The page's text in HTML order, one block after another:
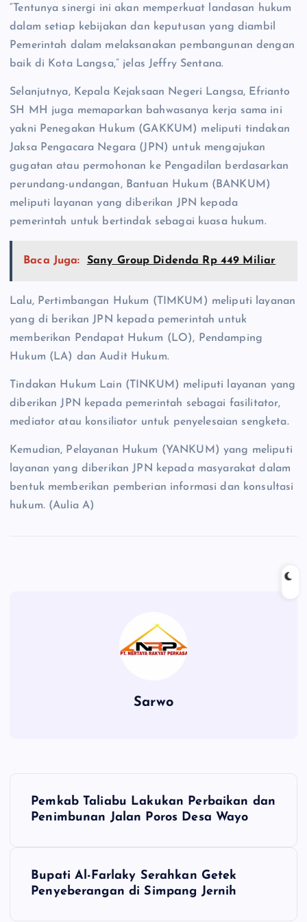
“Tentunya sinergi ini akan memperkuat landasan hukum
dalam setiap kebijakan dan keputusan yang diambil
Pemerintah dalam melaksanakan pembangunan dengan
baik di Kota Langsa,” jelas Jeffry Sentana.
Selanjutnya, Kepala Kejaksaan Negeri Langsa, Efrianto
SH MH juga memaparkan bahwasanya kerja sama ini
yakni Penegakan Hukum (GAKKUM) meliputi tindakan
Jaksa Pengacara Negara (JPN) untuk mengajukan
gugatan atau permohonan ke Pengadilan berdasarkan
perundang-undangan, Bantuan Hukum (BANKUM)
meliputi layanan yang diberikan JPN kepada
pemerintah untuk bertindak sebagai kuasa hukum.
Baca Juga: Sany Group Didenda Rp 449 Miliar
Lalu, Pertimbangan Hukum (TIMKUM) meliputi layanan
yang di berikan JPN kepada pemerintah untuk
memberikan Pendapat Hukum (LO), Pendamping
Hukum (LA) dan Audit Hukum.
Tindakan Hukum Lain (TINKUM) meliputi layanan yang
diberikan JPN kepada pemerintah sebagai fasilitator,
mediator atau konsiliator untuk penyelesaian sengketa.
Kemudian, Pelayanan Hukum (YANKUM) yang meliputi
layanan yang diberikan JPN kepada masyarakat dalam
bentuk memberikan pemberian informasi dan konsultasi
hukum. (Aulia A)
Sarwo
Pemkab Taliabu Lakukan Perbaikan dan
Penimbunan Jalan Poros Desa Wayo
Bupati Al-Farlaky Serahkan Getek
Penyeberangan di Simpang Jernih